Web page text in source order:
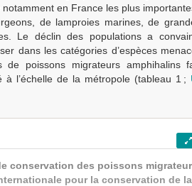
en France les plus
de lamproies marines, de
Le déclin des populations a
dans les catégories d’espèces
de poissons migrateurs amphihalins
l’échelle de la métropole (tableau 1 ;
conservation des poissons
pour la conservation de